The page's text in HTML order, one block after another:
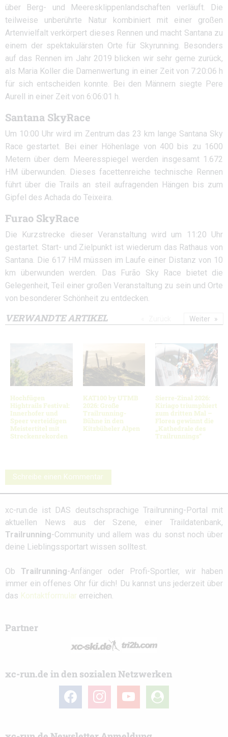
über Berg- und Meeresklippenlandschaften verläuft. Die
teilweise unberührte Natur kombiniert mit einer großen
Artenvielfalt verkörpert dieses Rennen und macht Santana zu
einem der spektakulärsten Orte für Skyrunning. Besonders
auf das Rennen im Jahr 2019 blicken wir sehr gerne zurück,
als Maria Koller die Damenwertung in einer Zeit von 7:20:06 h
für sich entscheiden konnte. Bei den Männern siegte Pere
Aurell in einer Zeit von 6:06:01 h.
Santana SkyRace
Um 10:00 Uhr wird im Zentrum das 23 km lange Santana Sky
Race gestartet. Bei einer Höhenlage von 400 bis zu 1600
Metern über dem Meeresspiegel werden insgesamt 1.672
HM überwunden. Dieses facettenreiche technische Rennen
führt über die Trails an steil aufragenden Hängen bis zum
Gipfel des Achada do Teixeira.
Furao SkyRace
Die Kurzstrecke dieser Veranstaltung wird um 11:20 Uhr
gestartet. Start- und Zielpunkt ist wiederum das Rathaus von
Santana. Die 617 HM müssen im Laufe einer Distanz von 10
km überwunden werden. Das Furão Sky Race bietet die
Gelegenheit, Teil einer großen Veranstaltung zu sein und Orte
von besonderer Schönheit zu entdecken.
VERWANDTE ARTIKEL
Hochfügen
Hightrails Festival:
Innerhofer und
Speer verteidigen
Meistertitel mit
Streckenrekorden
KAT100 by UTMB
2026: Große
Trailrunning-
Bühne in den
Kitzbüheler Alpen
Sierre-Zinal 2026:
Kiriago triumphiert
zum dritten Mal –
Florea gewinnt die
„Kathedrale des
Trailrunnings“
Weiter
Schreibe einen Kommentar
xc-run.de ist DAS deutschsprachige Trailrunning-Portal mit
aktuellen News aus der Szene, einer Traildatenbank,
Trailrunning-Community und allem was du sonst noch über
deine Lieblingssportart wissen solltest.
Ob Trailrunning-Anfänger oder Profi-Sportler, wir haben
immer ein offenes Ohr für dich! Du kannst uns jederzeit über
das Kontaktformular erreichen.
Partner
xc-run.de in den sozialen Netzwerken
facebook instagramyoutube
user-
circle